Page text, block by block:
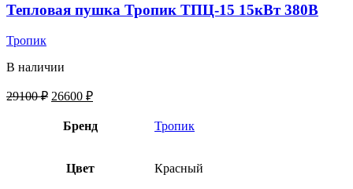
Тепловая пушка Тропик ТПЦ-15 15кВт 380В
Тропик
В наличии
29100₽ 26600 ₽
Бренд Тропик
Цвет Красный